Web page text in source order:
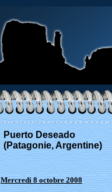
Puerto Deseado
(Patagonie, Argentine)
Mercredi 8 octobre 2008